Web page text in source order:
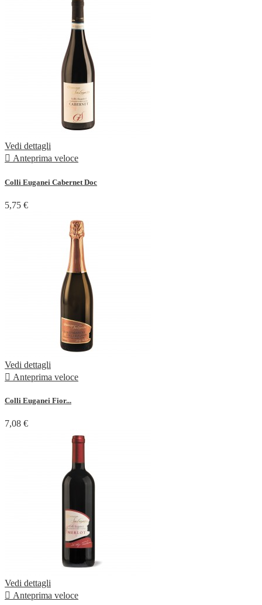
Vedi dettagli
 Anteprima veloce
Colli Euganei Cabernet Doc
5,75 €
Vedi dettagli
 Anteprima veloce
Colli Euganei Fior...
7,08 €
Vedi dettagli
 Anteprima veloce